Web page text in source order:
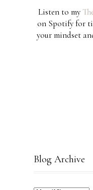
Listen to my
on Spotify for
your mindset
Blog Archive